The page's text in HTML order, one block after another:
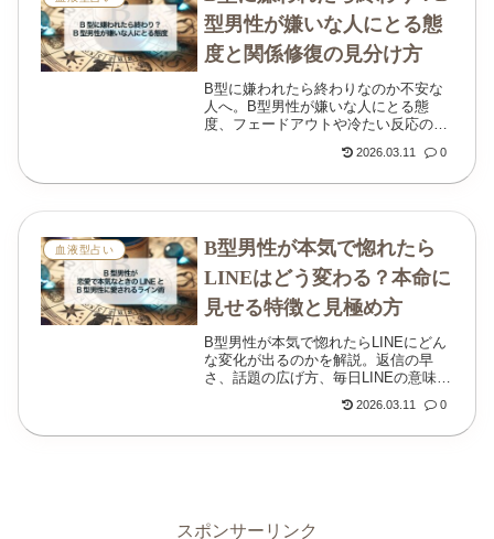
型男性が嫌いな人にとる態
度と関係修復の見分け方
B型に嫌われたら終わりなのか不安な
人へ。B型男性が嫌いな人にとる態
度、フェードアウトや冷たい反応の意
係修復のコツをわかりやすく解説しま
2026.03.11 0
血液型占い
B型男性が本気で惚れたら
LINEはどう変わる？本命に
見せる特徴と見極め方
B型男性が本気で惚れたらLINEにどん
な変化が出るのかを解説。返信の早
さ、話題の広げ方、毎日LINEの意味、
すくまとめています。
2026.03.11 0
スポンサーリンク